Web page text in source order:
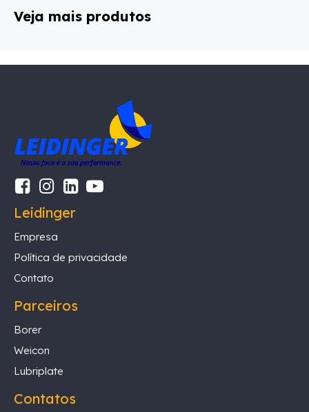
Veja mais produtos
Leidinger
Empresa
Política de privacidade
Contato
Parceiros
Borer
Weicon
Lubriplate
Contatos